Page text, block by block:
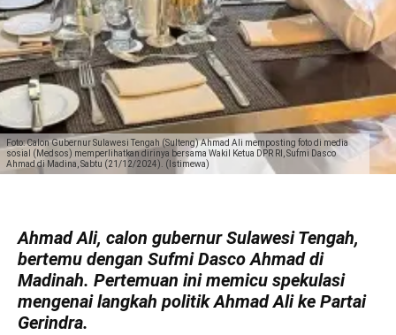
Foto: Calon Gubernur Sulawesi Tengah (Sulteng) Ahmad Ali memposting foto di media
sosial (Medsos) memperlihatkan dirinya bersama Wakil Ketua DPR RI, Sufmi Dasco
Ahmad di Madina, Sabtu (21/12/2024). (Istimewa)
Ahmad Ali, calon gubernur Sulawesi Tengah,
bertemu dengan Sufmi Dasco Ahmad di
Madinah. Pertemuan ini memicu spekulasi
mengenai langkah politik Ahmad Ali ke Partai
Gerindra.